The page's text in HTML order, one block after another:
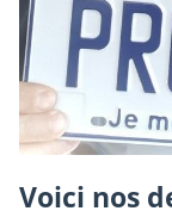
Voici nos